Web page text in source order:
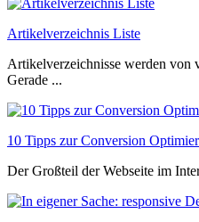
Artikelverzeichnis Liste
Artikelverzeichnisse werden von
Gerade ...
10 Tipps zur Conversion
Der Großteil der Webseite im